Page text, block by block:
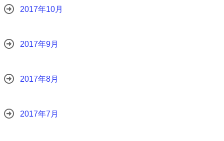
2017年10月
2017年9月
2017年8月
2017年7月